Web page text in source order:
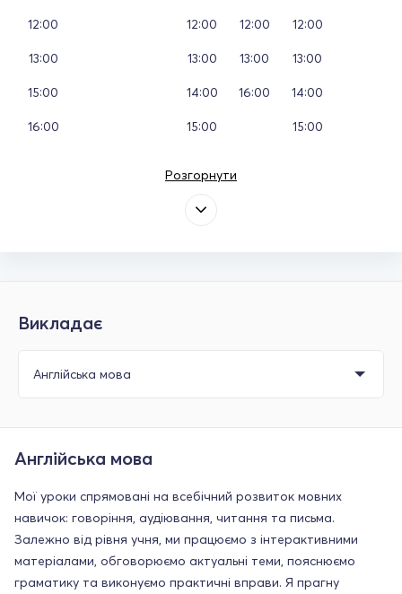
12:00
13:00
15:00
16:00
12:00
13:00
14:00
15:00
12:00
13:00
16:00
12:00
13:00
14:00
15:00
Розгорнути
Викладає
Англійська мова
Мої уроки спрямовані на всебічний розвиток мовних
навичок: говоріння, аудіювання, читання та письма.
Залежно від рівня учня, ми працюємо з інтерактивними
матеріалами, обговорюємо актуальні теми, пояснюємо
граматику та виконуємо практичні вправи. Я прагну